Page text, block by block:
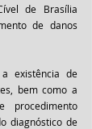
de Brasília
de danos
existência de
bem como a
procedimento
diagnóstico de